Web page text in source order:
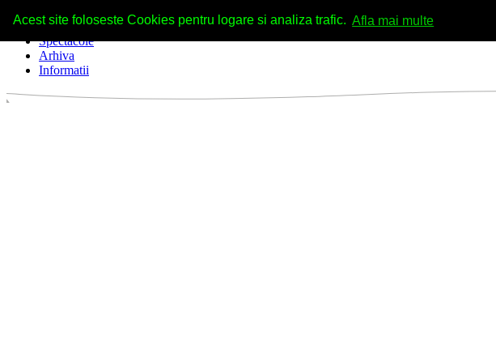
Acest site foloseste Cookies pentru logare si analiza trafic. Afla mai multe
Spectacole
Arhiva
Informatii